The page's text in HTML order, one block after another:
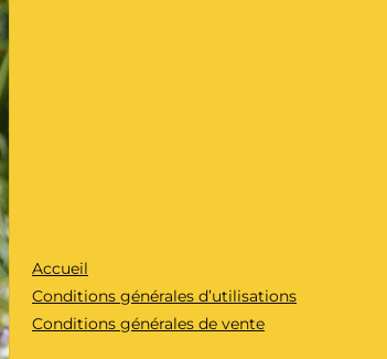
Accueil
Conditions générales d’utilisations
Conditions générales de vente